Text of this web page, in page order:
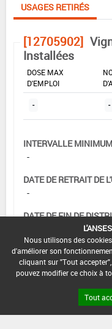
USAGES RETIRÉS
[12705902]
Installées
DOSE MAX
D'EMPLOI
- -
INTERVALLE
-
DATE DE RETRAIT DE
-
DATE DE FIN DE
DATE DE FIN
13/12/2008
Nous utilisons des
d'améliorer son
cliquant sur "Tout
pouvez modifier ce choix à
Tout